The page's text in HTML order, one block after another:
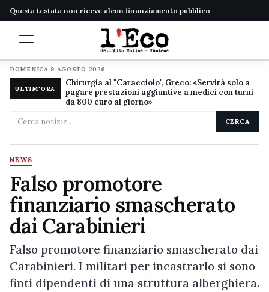
Questa testata non riceve alcun finanziamento pubblico
DOMENICA 9 AGOSTO 2026
ULTIM'ORA
Chirurgia al "Caracciolo", Greco: «Servirà solo a
pagare prestazioni aggiuntive a medici con turni
da 800 euro al giorno»
Cerca
nel
sito
CERCA
NEWS
Falso promotore
finanziario smascherato
dai Carabinieri
Falso promotore finanziario smascherato dai
Carabinieri. I militari per incastrarlo si sono
finti dipendenti di una struttura alberghiera.